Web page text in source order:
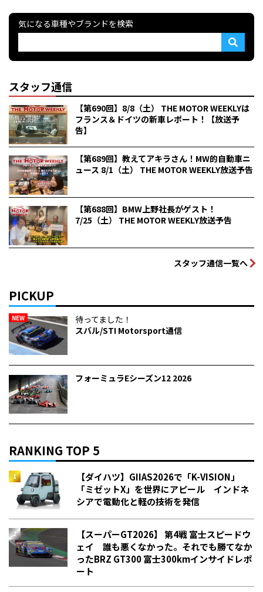
気になる車種やブランドを検索
スタッフ通信
【第690回】8/8（土） THE MOTOR WEEKLYは
フランス＆ドイツの新車レポート！【放送予
告】
【第689回】教えてアキラさん！MW的自動車ニ
ュース 8/1（土） THE MOTOR WEEKLY放送予告
【第688回】BMW上野社長がゲスト！
7/25（土） THE MOTOR WEEKLY放送予告
スタッフ通信一覧へ
PICKUP
NEW
待ってました！
スバル/STI Motorsport通信
フォーミュラEシーズン12 2026
RANKING TOP 5
【ダイハツ】GIIAS2026で「K-VISION」
「ミゼットX」を世界にアピール インドネ
シアで電動化と軽の技術を発信
【スーパーGT2026】 第4戦 富士スピードウ
ェイ 誰も悪くなかった。それでも勝てなか
った――BRZ GT300 富士300kmインサイドレポ
ート